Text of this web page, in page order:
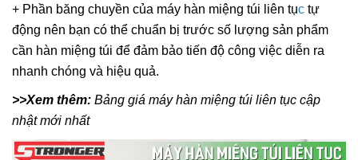
+ Phần băng chuyền của máy hàn miệng túi liên tục tự
động nên bạn có thể chuẩn bị trước số lượng sản phẩm
cần hàn miệng túi để đảm bảo tiến độ công việc diễn ra
nhanh chóng và hiệu quả.
>>Xem thêm: Bảng giá máy hàn miệng túi liên tục cập
nhật mới nhất